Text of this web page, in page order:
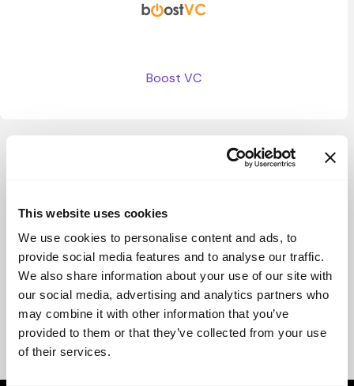
This website uses cookies
We use cookies to personalise content and ads, to
provide social media features and to analyse our traffic.
We also share information about your use of our site with
our social media, advertising and analytics partners who
may combine it with other information that you’ve
provided to them or that they’ve collected from your use
of their services.
Boost VC